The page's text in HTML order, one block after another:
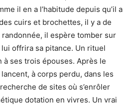
il en a l’habitude depuis qu’il a
cuirs et brochettes, il y a de
randonnée, il espère tomber sur
offrira sa pitance. Un rituel
à ses trois épouses. Après le
à corps perdu, dans les
de sites où s’enrôler
dotation en vivres. Un vrai